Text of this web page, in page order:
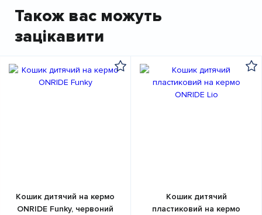
Також вас можуть
зацікавити
Кошик дитячий на кермо
ONRIDE Funky, червоний
Кошик дитячий
пластиковий на кермо